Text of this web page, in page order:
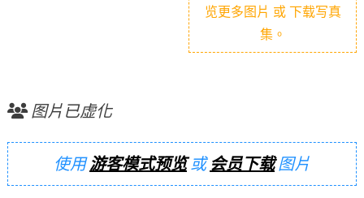
览更多图片 或 下载写真
集。
图片已虚化
使用游客模式预览或会员下载图片